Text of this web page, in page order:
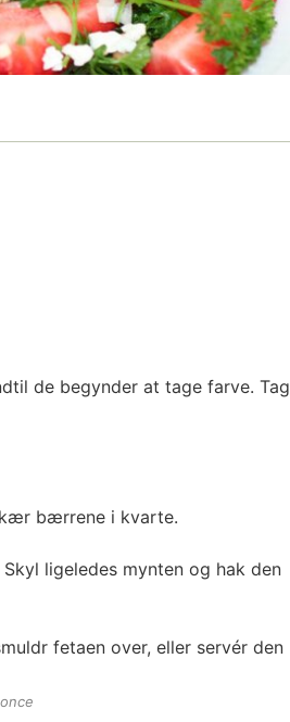
de begynder at tage farve. Tag
bærrene i kvarte.
ligeledes mynten og hak den
fetaen over, eller servér den